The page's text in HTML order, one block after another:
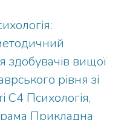
протидії
світогляду щодо
адиктивності,
проводити
і консультативну
особами, зважено
здобувачів вищої
рівня зі
С4 Психологія,
Прикладна